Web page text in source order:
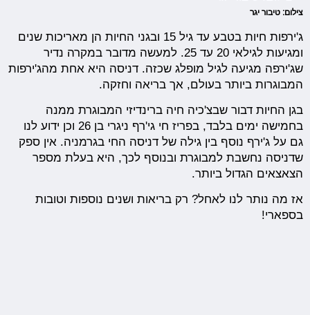
צילום: טיבור יגר
ג'ירפות חיות בטבע עד גיל 15 ובגני החיות הן מאריכות שנים
ומגיעות לגילאי 20 עד 25. למעשה מדובר במקרה נדיר
שג'ירפה מגיעה לגיל מופלג שכזה. דניסה היא אחת מהג'ירפות
המבוגרות ביותר בעולם, אך בריאה וחזקה.
בגן החיות דבור שבצ'כיה חיה ברינדיזי המבוגרת ממנה
בחמישה ימים בלבד, בפריז חי גי'רף ניגרי בן 26 וכן ידוע לנו
גם על ג'ירף נוסף בין גילה של דניסה החי בגרמניה. אין ספק
שדניסה נחשבת למבוגרת ובנוסף לכך, היא בעלת מספר
הצאצאים הגדול ביותר.
אז מה נותר לנו לאחל? רק בריאות ושנים נוספות וטובות
בספארי!